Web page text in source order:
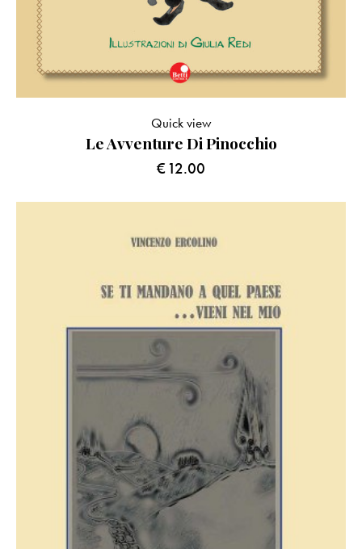
Le Avventure Di Pinocchio
€12.00
Quick view